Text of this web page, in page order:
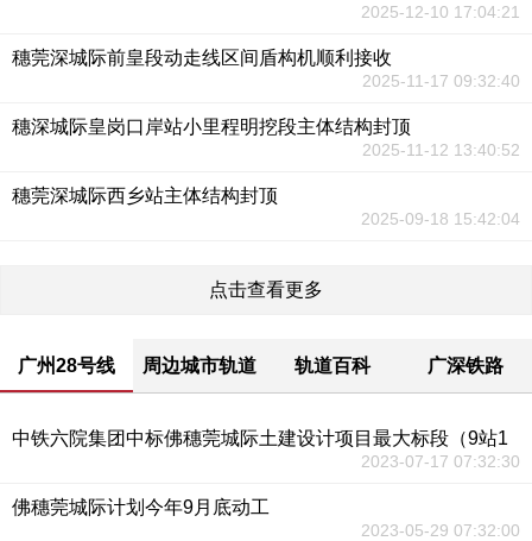
2025-12-10 17:04:21
穗莞深城际前皇段动走线区间盾构机顺利接收
2025-11-17 09:32:40
穗深城际皇岗口岸站小里程明挖段主体结构封顶
2025-11-12 13:40:52
穗莞深城际西乡站主体结构封顶
2025-09-18 15:42:04
点击查看更多
广州28号线 周边城市轨道 轨道百科 广深铁路
中铁六院集团中标佛穗莞城际土建设计项目最大标段（9站1
2023-07-17 07:32:30
佛穗莞城际计划今年9月底动工
2023-05-29 07:32:00